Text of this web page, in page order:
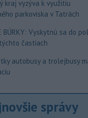
kraj vyzýva k využitiu
parkoviska v Tatrách
BÚRKY: Vyskytnú sa do
častiach
autobusy a trolejbusy
správy